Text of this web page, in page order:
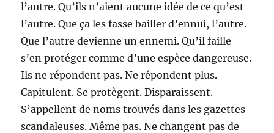
l’autre. Qu’ils n’aient aucune idée de ce qu’est
l’autre. Que ça les fasse bailler d’ennui, l’autre.
Que l’autre devienne un ennemi. Qu’il faille
s’en protéger comme d’une espèce dangereuse.
Ils ne répondent pas. Ne répondent plus.
Capitulent. Se protègent. Disparaissent.
S’appellent de noms trouvés dans les gazettes
scandaleuses. Même pas. Ne changent pas de